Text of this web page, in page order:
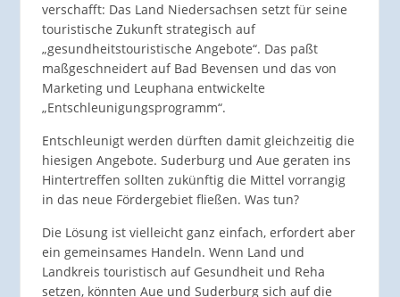
verschafft: Das Land Niedersachsen setzt für seine
touristische Zukunft strategisch auf
„gesundheitstouristische Angebote“. Das paßt
maßgeschneidert auf Bad Bevensen und das von
Marketing und Leuphana entwickelte
„Entschleunigungsprogramm“.
Entschleunigt werden dürften damit gleichzeitig die
hiesigen Angebote. Suderburg und Aue geraten ins
Hintertreffen sollten zukünftig die Mittel vorrangig
in das neue Fördergebiet fließen. Was tun?
Die Lösung ist vielleicht ganz einfach, erfordert aber
ein gemeinsames Handeln. Wenn Land und
Landkreis touristisch auf Gesundheit und Reha
setzen, könnten Aue und Suderburg sich auf die